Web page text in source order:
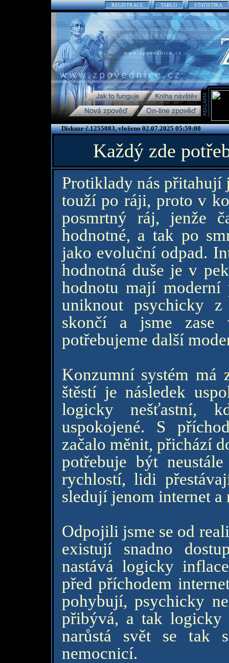
REGISTRACE TABLO STATISTIKA
Diskuze č.1255083, vloženo 02.07.2025 05:59:00
Každý zde
Protiklady nás přitahují
touží po ráji, proto v
posmrtný ráj, jenže
hodnotné, a tak po
jako evoluční odpad.
hodnotná duše je v
hodnotu mají moderní
uniknout psychicky
skončí a jsme zase
potřebujeme další
Konzumní systém má
štěstí je následek
logicky nešťastní,
uspokojené. S
začalo měnit, přichází
potřebuje být
rychlostí, lidi
sledují jenom internet a
Odpojili jsme se od
existují snadno
nastává logicky
před příchodem
pohybují, psychicky
přibývá, a tak logicky
narůstá svět se tak
nemocnicí.